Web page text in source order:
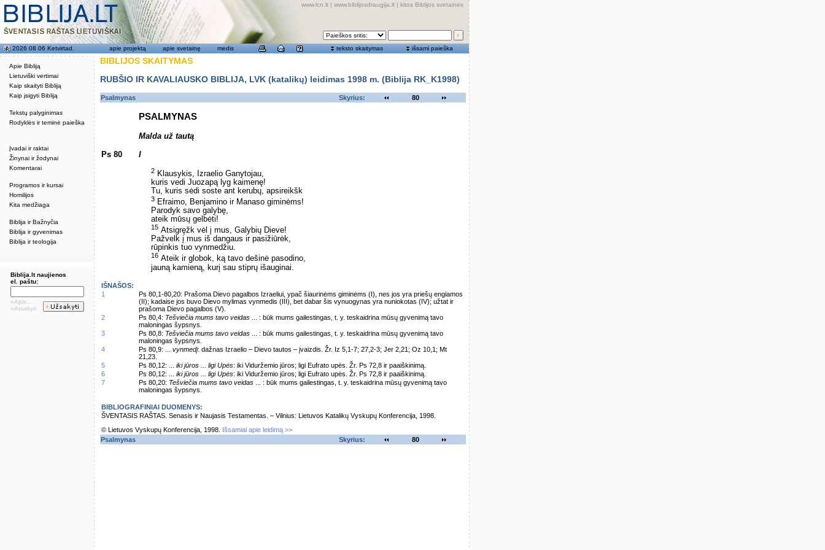
Apie Bibliją
Lietuviški vertimai
Kaip skaityti Bibliją
Kaip įsigyti Bibliją
Tekstų palyginimas
Rodyklės ir teminė paieška
Įvadai ir raktai
Žinynai ir žodynai
Komentarai
Programos ir kursai
Homilijos
Kita medžiaga
Biblija ir Bažnyčia
Biblija ir gyvenimas
Biblija ir teologija
www.lcn.lt | www.biblijosdraugija.lt | kitos Biblijos svetainės
2026 08 06 Ketvirtad. apie projektą apie svetainę medis teksto skaitymas išsami paieška
Biblija.lt naujienos
el. paštu:
»Apie...
»Atsakyti
BIBLIJOS SKAITYMAS
RUBŠIO IR KAVALIAUSKO BIBLIJA, LVK (katalikų) leidimas 1998 m. (Biblija RK_K1998)
Psalmynas Skyrius: 80
PSALMYNAS
Malda už tautą
Ps 80 I
2 Klausykis, Izraelio Ganytojau,
kuris vedi Juozapą lyg kaimenę!
Tu, kuris sėdi soste ant kerubų, apsireikšk
3 Efraimo, Benjamino ir Manaso giminėms!
Parodyk savo galybę,
ateik mūsų gelbėti!
15 Atsigręžk vėl į mus, Galybių Dieve!
Pažvelk į mus iš dangaus ir pasižiūrėk,
rūpinkis tuo vynmedžiu.
16 Ateik ir globok, ką tavo dešinė pasodino,
jauną kamieną, kurį sau stiprų išauginai.
IŠNAŠOS:
1
Ps 80,1-80,20: Prašoma Dievo pagalbos Izraeliui, ypač šiaurinėms giminėms (I), nes jos yra priešų engiamos
(II); kadaise jos buvo Dievo mylimas vynmedis (III), bet dabar šis vynuogynas yra nuniokotas (IV); užtat ir
prašoma Dievo pagalbos (V).
2
Ps 80,4: Tešviečia mums tavo veidas ... : būk mums gailestingas, t. y. teskaidrina mūsų gyvenimą tavo
maloningas šypsnys.
3
Ps 80,8: Tešviečia mums tavo veidas ... : būk mums gailestingas, t. y. teskaidrina mūsų gyvenimą tavo
maloningas šypsnys.
4
Ps 80,9: ... vynmedį: dažnas Izraelio – Dievo tautos – įvaizdis. Žr. Iz 5,1-7; 27,2-3; Jer 2,21; Oz 10,1; Mt
21,23.
5
Ps 80,12: ... iki jūros ... ligi Upės: iki Viduržemio jūros; ligi Eufrato upės. Žr. Ps 72,8 ir paaiškinimą.
6
Ps 80,12: ... iki jūros ... ligi Upės: iki Viduržemio jūros; ligi Eufrato upės. Žr. Ps 72,8 ir paaiškinimą.
7
Ps 80,20: Tešviečia mums tavo veidas ... : būk mums gailestingas, t. y. teskaidrina mūsų gyvenimą tavo
maloningas šypsnys.
BIBLIOGRAFINIAI DUOMENYS:
ŠVENTASIS RAŠTAS. Senasis ir Naujasis Testamentas. – Vilnius: Lietuvos Katalikų Vyskupų Konferencija, 1998.
© Lietuvos Vyskupų Konferencija, 1998.
Išsamiai apie leidimą >>
Psalmynas
Skyrius: 80